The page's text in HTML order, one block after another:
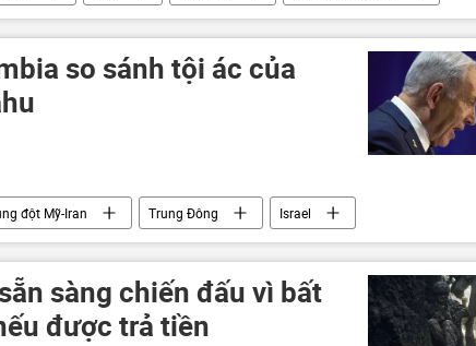
so sánh tội ác của
đột Mỹ-Iran Trung Đông
Israel
tướng Adolf Hitler
sàng chiến đấu vì bất
được trả tiền